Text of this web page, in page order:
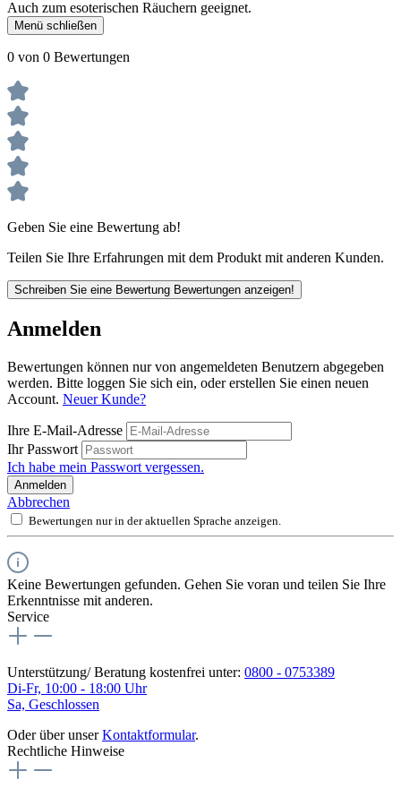
Auch zum esoterischen Räuchern geeignet.
Menü schließen
0 von 0 Bewertungen
Geben Sie eine Bewertung ab!
Teilen Sie Ihre Erfahrungen mit dem Produkt mit anderen Kunden.
Schreiben Sie eine Bewertung Bewertungen anzeigen!
Anmelden
Bewertungen können nur von angemeldeten Benutzern abgegeben
werden. Bitte loggen Sie sich ein, oder erstellen Sie einen neuen
Account. Neuer Kunde?
Ihre E-Mail-Adresse
Ihr Passwort
Ich habe mein Passwort vergessen.
Anmelden
Abbrechen
Bewertungen nur in der aktuellen Sprache anzeigen.
Keine Bewertungen gefunden. Gehen Sie voran und teilen Sie Ihre
Erkenntnisse mit anderen.
Service
Unterstützung/ Beratung kostenfrei unter: 0800 - 0753389
Di-Fr, 10:00 - 18:00 Uhr
Sa, Geschlossen
Oder über unserKontaktformular.
Rechtliche Hinweise